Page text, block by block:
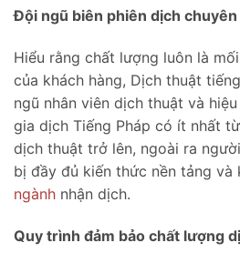
Đội ngũ biên phiên dịch
Hiểu rằng chất lượng luôn là
của khách hàng, Dịch thuật
ngũ nhân viên dịch thuật và
gia dịch Tiếng Pháp có ít nhất
dịch thuật trở lên, ngoài ra
bị đầy đủ kiến thức nền tảng và
ngành nhận dịch.
Quy trình đảm bảo chất lượng